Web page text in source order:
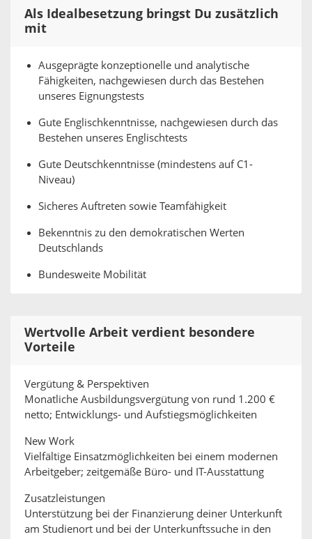
Als Idealbesetzung bringst Du zusätzlich
mit
Ausgeprägte konzeptionelle und analytische
Fähigkeiten, nachgewiesen durch das Bestehen
unseres Eignungstests
Gute Englischkenntnisse, nachgewiesen durch das
Bestehen unseres Englischtests
Gute Deutschkenntnisse (mindestens auf C1-
Niveau)
Sicheres Auftreten sowie Teamfähigkeit
Bekenntnis zu den demokratischen Werten
Deutschlands
Bundesweite Mobilität
Wertvolle Arbeit verdient besondere
Vorteile
Vergütung & Perspektiven
Monatliche Ausbildungsvergütung von rund 1.200 €
netto; Entwicklungs- und Aufstiegsmöglichkeiten
New Work
Vielfältige Einsatzmöglichkeiten bei einem modernen
Arbeitgeber; zeitgemäße Büro- und IT-Ausstattung
Zusatzleistungen
Unterstützung bei der Finanzierung deiner Unterkunft
am Studienort und bei der Unterkunftssuche in den